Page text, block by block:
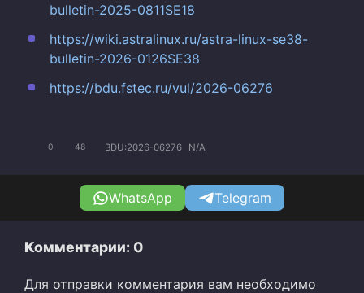
bulletin-2025-0811SE18
https://wiki.astralinux.ru/astra-linux-se38-
bulletin-2026-0126SE38
https://bdu.fstec.ru/vul/2026-06276
0 48 BDU:2026-06276 N/A
WhatsApp Telegram
Комментарии: 0
Для отправки комментария вам необходимо